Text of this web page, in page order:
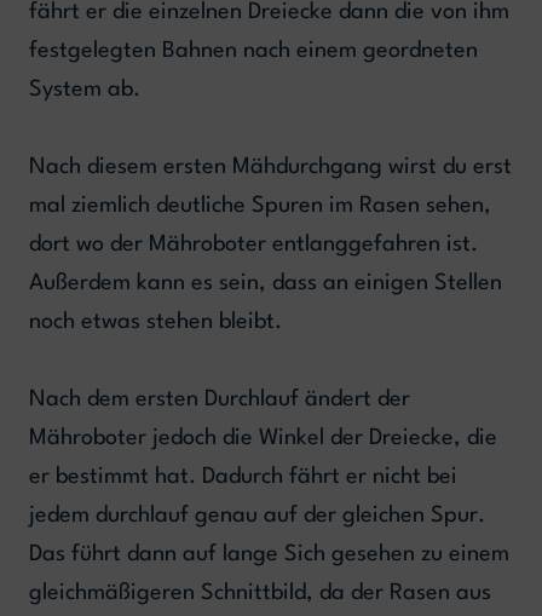
fährt er die einzelnen Dreiecke dann die von ihm
festgelegten Bahnen nach einem geordneten
System ab.
Nach diesem ersten Mähdurchgang wirst du erst
mal ziemlich deutliche Spuren im Rasen sehen,
dort wo der Mähroboter entlanggefahren ist.
Außerdem kann es sein, dass an einigen Stellen
noch etwas stehen bleibt.
Nach dem ersten Durchlauf ändert der
Mähroboter jedoch die Winkel der Dreiecke, die
er bestimmt hat. Dadurch fährt er nicht bei
jedem durchlauf genau auf der gleichen Spur.
Das führt dann auf lange Sich gesehen zu einem
gleichmäßigeren Schnittbild, da der Rasen aus